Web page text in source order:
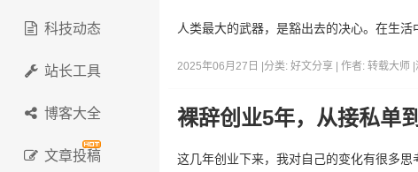
科技动态
站长工具
博客大全
文章投稿
人类最大的武器，是豁出去的决心。在生活
2025年06月27日 | 分类: 好文分享 | 作者: 转载大师
裸辞创业5年，从接私单
这几年创业下来，我对自己的变化有很多思